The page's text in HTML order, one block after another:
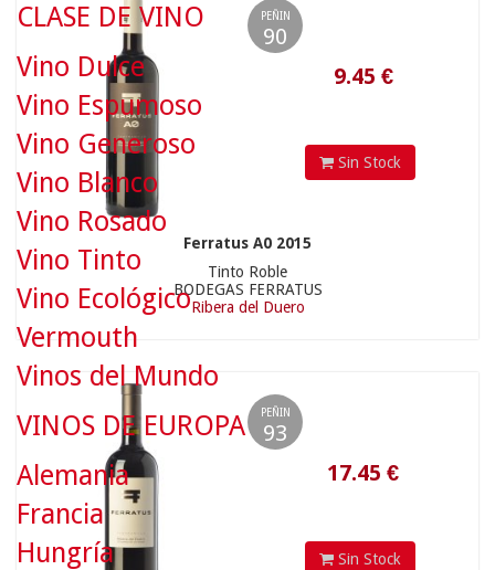
PEÑIN
90
Sin Stock
Ferratus A0 2015
Tinto Roble
BODEGAS FERRATUS
Ribera del Duero
PEÑIN
93
Sin Stock
CLASE DE VINO
Vino Dulce
Vino Espumoso
Vino Generoso
Vino Blanco
Vino Rosado
Vino Tinto
Vino Ecológico
Vermouth
Vinos del Mundo
VINOS DE EUROPA
Alemania
Francia
Hungría